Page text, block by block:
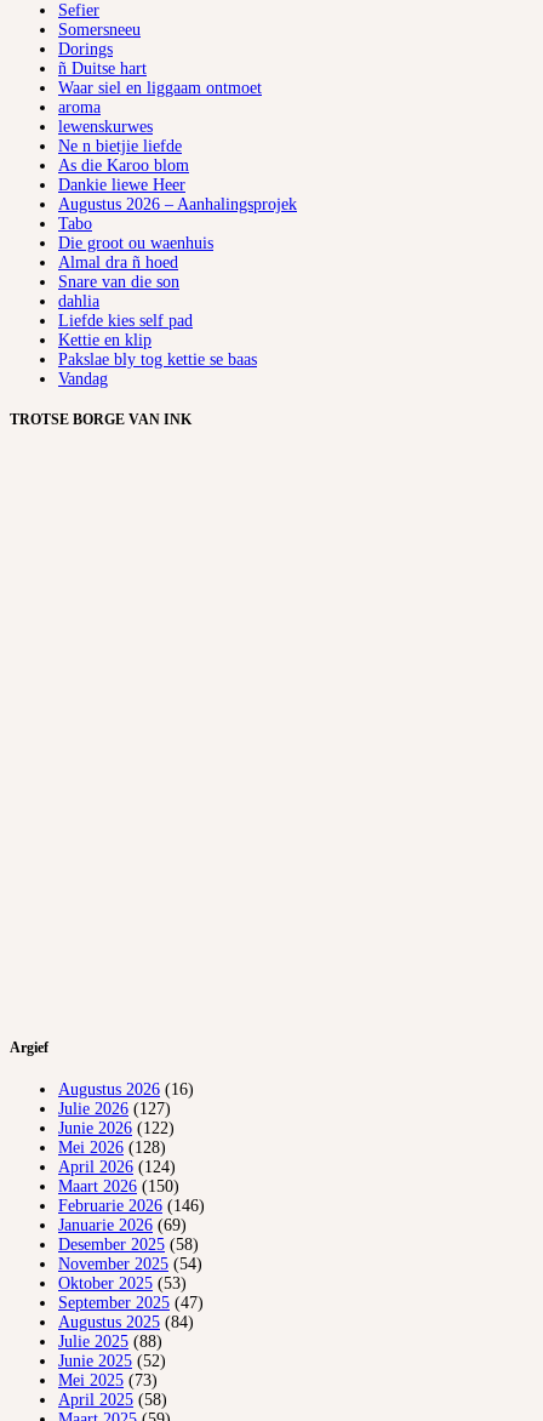
Sefier
Somersneeu
Dorings
ñ Duitse hart
Waar siel en liggaam ontmoet
aroma
lewenskurwes
Ne n bietjie liefde
As die Karoo blom
Dankie liewe Heer
Augustus 2026 – Aanhalingsprojek
Tabo
Die groot ou waenhuis
Almal dra ñ hoed
Snare van die son
dahlia
Liefde kies self pad
Kettie en klip
Pakslae bly tog kettie se baas
Vandag
TROTSE BORGE VAN INK
Argief
Augustus 2026 (16)
Julie 2026 (127)
Junie 2026 (122)
Mei 2026 (128)
April 2026 (124)
Maart 2026 (150)
Februarie 2026 (146)
Januarie 2026 (69)
Desember 2025 (58)
November 2025 (54)
Oktober 2025 (53)
September 2025 (47)
Augustus 2025 (84)
Julie 2025 (88)
Junie 2025 (52)
Mei 2025 (73)
April 2025 (58)